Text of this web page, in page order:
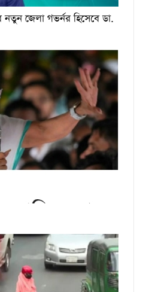
নতুন জেলা গভর্নর হিসেবে ডা.